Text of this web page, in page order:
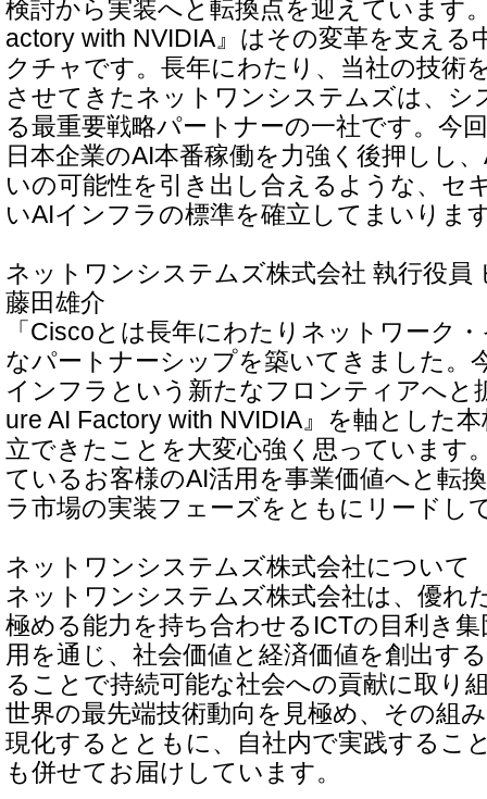
検討から実装へと転換点を迎えています
actory with NVIDIA』はその変革を支える
クチャです。長年にわたり、当社の技術
させてきたネットワンシステムズは、シ
る最重要戦略パートナーの一社です。今
日本企業のAI本番稼働を力強く後押しし
いの可能性を引き出し合えるような、セ
いAIインフラの標準を確立してまいりま
ネットワンシステムズ株式会社 執行役員
藤田雄介
「Ciscoとは長年にわたりネットワーク
なパートナーシップを築いてきました。
インフラという新たなフロンティアへと
ure AI Factory with NVIDIA』を軸とした
立できたことを大変心強く思っています
ているお客様のAI活用を事業価値へと転
ラ市場の実装フェーズをともにリードし
ネットワンシステムズ株式会社について
ネットワンシステムズ株式会社は、優れ
極める能力を持ち合わせるICTの目利き
用を通じ、社会価値と経済価値を創出す
ることで持続可能な社会への貢献に取り
世界の最先端技術動向を見極め、その組
現化するとともに、自社内で実践するこ
も併せてお届けしています。